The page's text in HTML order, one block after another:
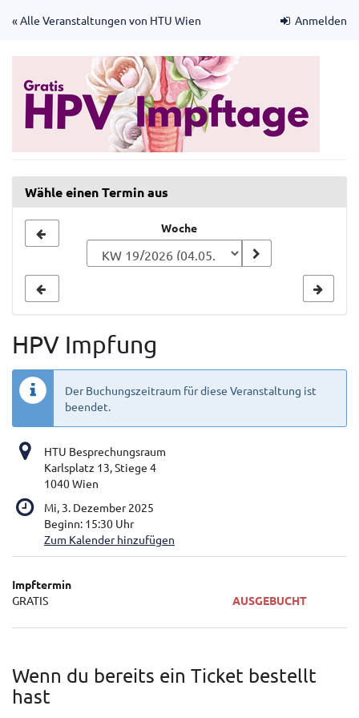
Zum
Anmelden
« Alle Veranstaltungen von HTU Wien
Wähle einen Termin aus
zur
Woche
HPV Impfung
Der Buchungszeitraum für diese Veranstaltung ist
beendet.
HTU Besprechungsraum
Karlsplatz 13, Stiege 4
1040 Wien
Mi, 3. Dezember 2025
Beginn: 15:30 Uhr
Zum Kalender hinzufügen
Unkategorisierte
Produkte
Impftermin
GRATIS
AUSGEBUCHT
Wenn du bereits ein Ticket bestellt
hast